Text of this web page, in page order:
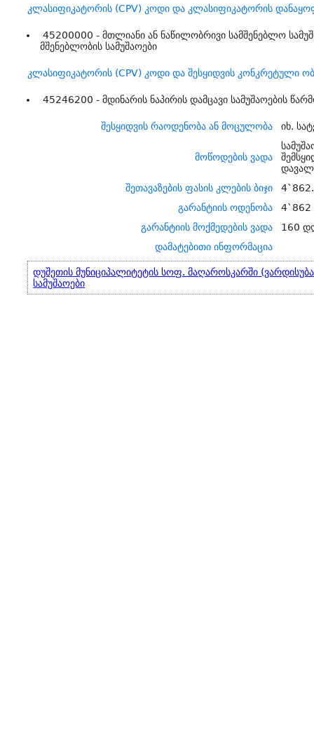
კლასიფიკატორის (CPV) კოდი და კლასიფიკატორის
45200000 - მთლიანი ან ნაწილობრივი სამშენებლო
მშენებლობის სამუშაოები
კლასიფიკატორის (CPV) კოდი და შესყიდვის კონკრეტული
45246200 - მდინარის ნაპირის დამცავი სამუშაოების
შესყიდვის რაოდენობა ან მოცულობა იხ.
მოწოდების ვადა
შეთავაზების ფასის კლების ბიჯი
გარანტიის ოდენობა
4`862
გარანტიის მოქმედების ვადა
160
დამატებითი ინფორმაცია
დუშეთის მუნიციპალიტეტის სოფ. მაღაროსკარში
სამუშაოები